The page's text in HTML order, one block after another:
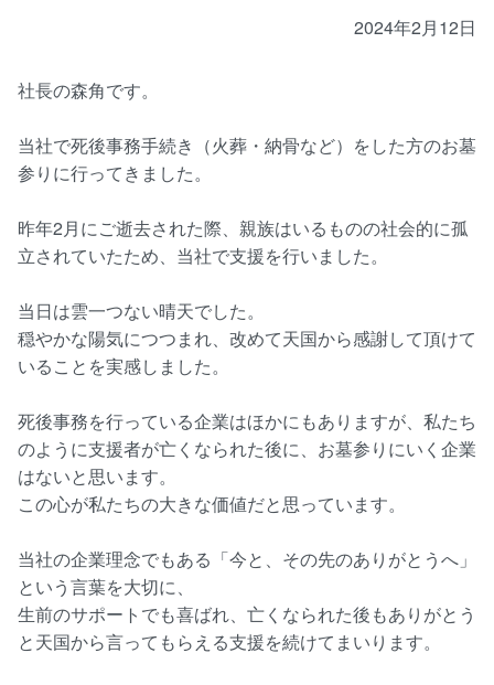
2024年2月12日
社長の森角です。
当社で死後事務手続き（火葬・納骨など）をした方のお墓
参りに行ってきました。
昨年2月にご逝去された際、親族はいるものの社会的に孤
立されていたため、当社で支援を行いました。
当日は雲一つない晴天でした。
穏やかな陽気につつまれ、改めて天国から感謝して頂けて
いることを実感しました。
死後事務を行っている企業はほかにもありますが、私たち
のように支援者が亡くなられた後に、お墓参りにいく企業
はないと思います。
この心が私たちの大きな価値だと思っています。
当社の企業理念でもある「今と、その先のありがとうへ」
という言葉を大切に、
生前のサポートでも喜ばれ、亡くなられた後もありがとう
と天国から言ってもらえる支援を続けてまいります。